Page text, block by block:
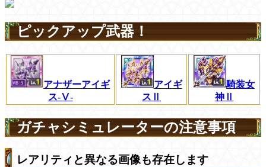
ピックアップ武器！
アナザーアイギ
ス-Ⅴ-
アイギ
スⅡ
騎装女
神Ⅱ
ガチャシミュレーターの注意事項
レアリティと異なる画像も存在します